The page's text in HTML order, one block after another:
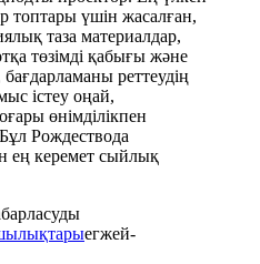
топтары үшін жасалған,
таза материалдар,
төзімді қабығы және
реттеудің
істеу оңай,
өнімділікпен
Рождествода
ең керемет сыйлық
егжей-